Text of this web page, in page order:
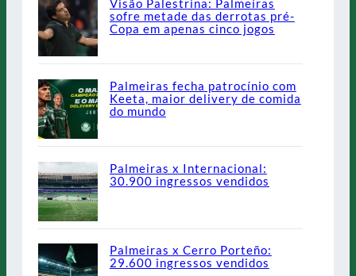
Visão Palestrina: Palmeiras
sofre metade das derrotas pré-
Copa em apenas cinco jogos
Palmeiras fecha patrocínio com
Keeta, maior delivery de comida
do mundo
Palmeiras x Internacional:
30.900 ingressos vendidos
Palmeiras x Cerro Porteño:
29.600 ingressos vendidos